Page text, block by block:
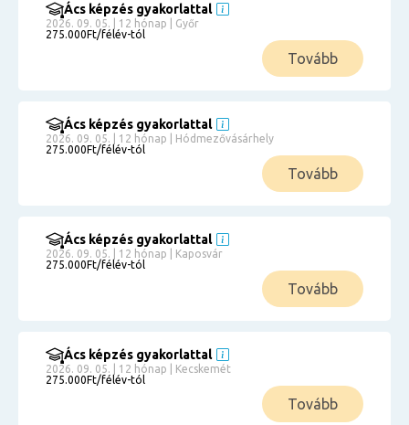
Ács képzés gyakorlattal
2026. 09. 05. | 12 hónap | Győr
275.000Ft/félév-tól
Tovább
Ács képzés gyakorlattal
2026. 09. 05. | 12 hónap | Hódmezővásárhely
275.000Ft/félév-tól
Tovább
Ács képzés gyakorlattal
2026. 09. 05. | 12 hónap | Kaposvár
275.000Ft/félév-tól
Tovább
Ács képzés gyakorlattal
2026. 09. 05. | 12 hónap | Kecskemét
275.000Ft/félév-tól
Tovább